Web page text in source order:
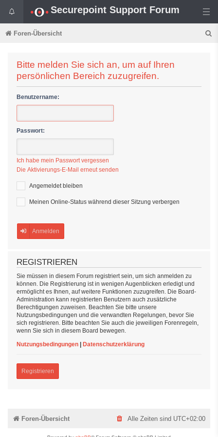
Securepoint Support Forum
Foren-Übersicht
Bitte melden Sie sich an, um auf Ihren
persönlichen Bereich zuzugreifen.
Benutzername:
Passwort:
Ich habe mein Passwort vergessen
Die Aktivierungs-E-Mail erneut senden
Angemeldet bleiben
Meinen Online-Status während dieser Sitzung verbergen
Anmelden
REGISTRIEREN
Sie müssen in diesem Forum registriert sein, um sich anmelden zu
können. Die Registrierung ist in wenigen Augenblicken erledigt und
ermöglicht es Ihnen, auf weitere Funktionen zuzugreifen. Die Board-
Administration kann registrierten Benutzern auch zusätzliche
Berechtigungen zuweisen. Beachten Sie bitte unsere
Nutzungsbedingungen und die verwandten Regelungen, bevor Sie
sich registrieren. Bitte beachten Sie auch die jeweiligen Forenregeln,
wenn Sie sich in diesem Board bewegen.
Nutzungsbedingungen | Datenschutzerklärung
Registrieren
Foren-Übersicht Alle Zeiten sind UTC+02:00